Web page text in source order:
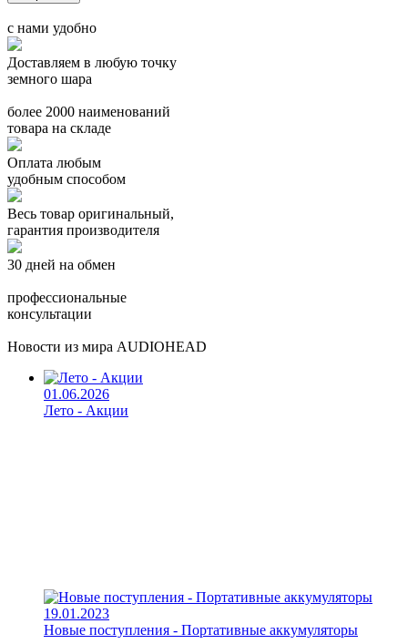
с нами удобно
Доставляем в любую точку
земного шара
более 2000 наименований
товара на складе
Оплата любым
удобным способом
Весь товар оригинальный,
гарантия производителя
30 дней на обмен
профессиональные
консультации
Новости из мира AUDIOHEAD
01.06.2026
Лето - Акции
19.01.2023
Новые поступления - Портативные аккумуляторы